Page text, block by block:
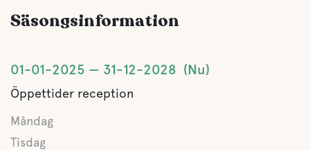
Säsongsinformation
01-01-2025 31-12-2028 Nu
Öppettider reception
Måndag
Tisdag